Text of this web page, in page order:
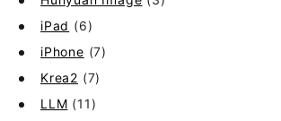
iPad (6)
iPhone (7)
Krea2 (7)
LLM (11)